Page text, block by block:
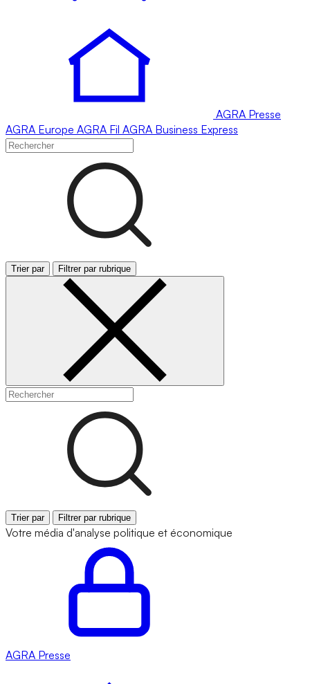
AGRA Presse
AGRA Europe AGRA Fil AGRA Business Express
Trier par Filtrer par rubrique
Trier par Filtrer par rubrique
Votre média d'analyse politique et économique
AGRA Presse